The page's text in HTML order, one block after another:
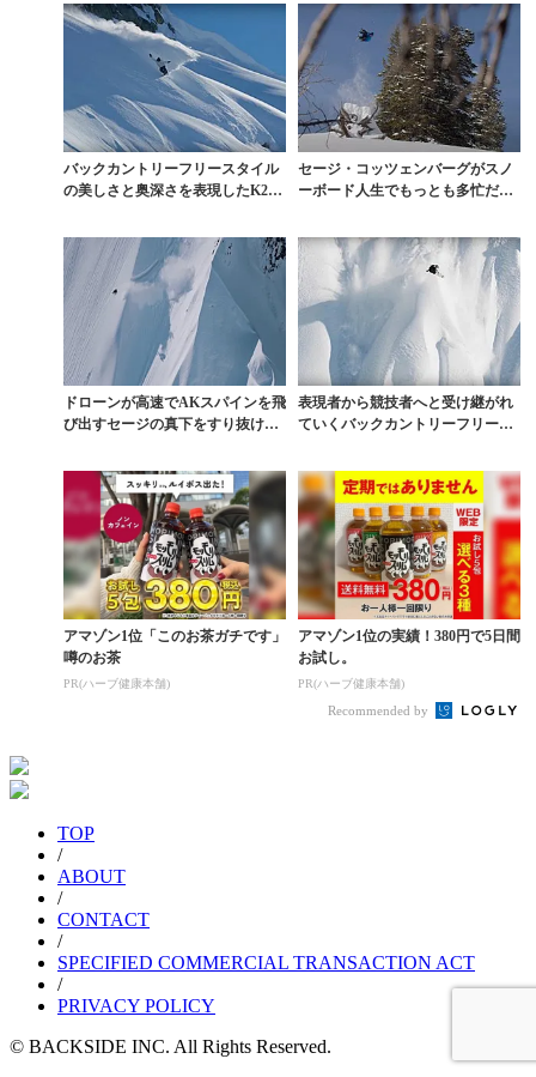
バックカントリーフリースタイル
の美しさと奥深さを表現したK2
セージ・コッツェンバーグがスノ
ーボード人生でもっとも多忙だっ
ドローンが高速でAKスパインを飛
び出すセージの真下をすり抜け
表現者から競技者へと受け継がれ
ていくバックカントリーフリース
アマゾン1位「このお茶ガチです」
噂のお茶
PR(ハーブ健康本舗)
アマゾン1位の実績！380円で5日間
お試し。
PR(ハーブ健康本舗)
Recommended by
TOP
/
ABOUT
/
CONTACT
/
SPECIFIED COMMERCIAL TRANSACTION ACT
/
PRIVACY POLICY
© BACKSIDE INC. All Rights Reserved.